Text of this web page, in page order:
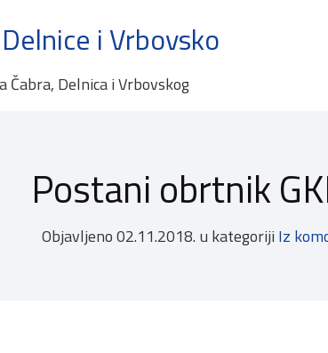
i Vrbovsko
Delnica i Vrbovskog
Postani obrtnik
Objavljeno02.11.2018. u kategoriji Iz